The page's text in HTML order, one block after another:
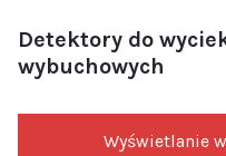
Detektory do
wybuchowych
Wyświetlanie